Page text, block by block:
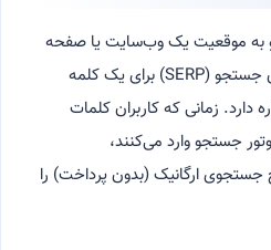
به موقعیت یک وب‌سایت یا صفحه
وب در صفحات نتایج موتورهای جستجو (SERP) برای یک کلمه
زمانی که کاربران کلمات
جستجو وارد می‌کنند،
ارگانیک (بدون پرداخت) را